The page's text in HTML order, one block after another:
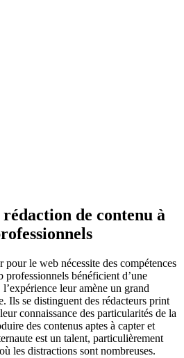
de contenu à
pour le web nécessite des compétences
professionnels bénéficient d’une
leur amène un grand
Ils se distinguent des rédacteurs print
connaissance des particularités de la
des contenus aptes à capter et
est un talent, particulièrement
les distractions sont nombreuses.